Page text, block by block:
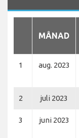
MÅNAD
1 aug. 2023
2 juli 2023
3 juni 2023